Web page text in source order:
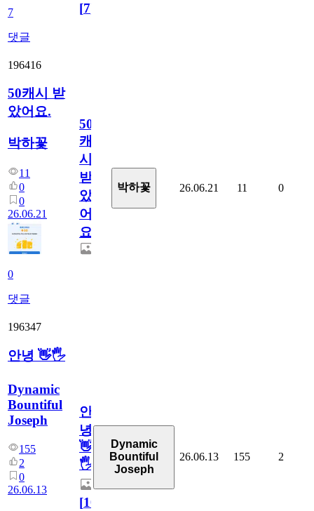
7
댓글
[7]
196416
50캐시 받
았어요.
박하꽃
11
0
0
26.06.21
0
댓글
50
캐
시
받
았
어
요.
박하꽃 26.06.21 11 0
196347
안녕 👋🖐
Dynamic
Bountiful
Joseph
155
2
0
26.06.13
안
녕
👋
🖐
[10
Dynamic
Bountiful
Joseph
26.06.13 155 2